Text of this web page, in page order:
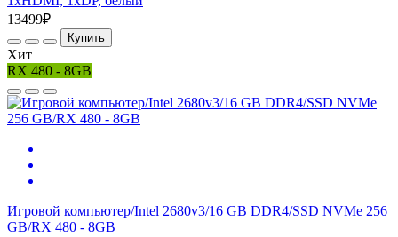
13499₽
Купить
Хит
RX 480 - 8GB
Игровой компьютер/Intel 2680v3/16 GB DDR4/SSD NVMe 256
GB/RX 480 - 8GB